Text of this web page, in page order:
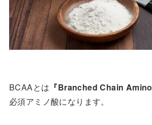
BCAAとは 『Branched Chain
必須アミノ酸になります。